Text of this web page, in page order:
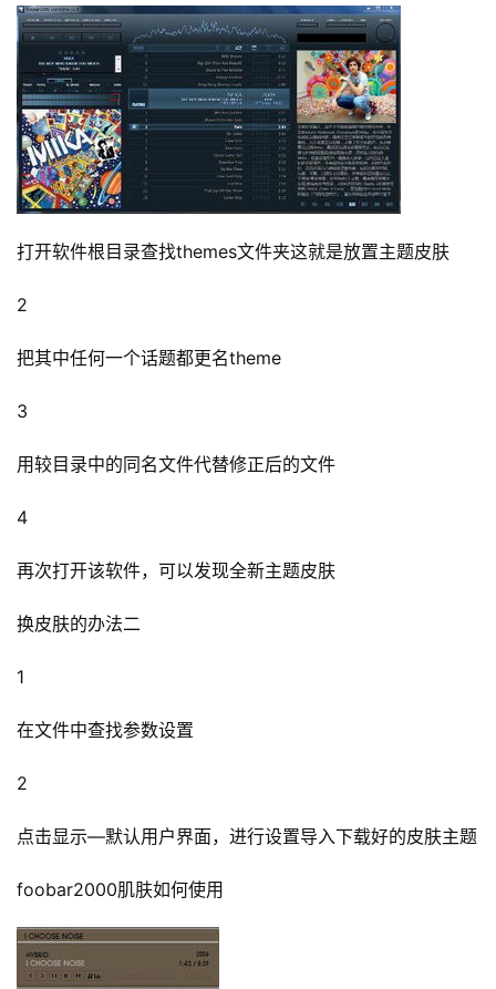
打开软件根目录查找themes文件夹这就是放置主题皮肤
2
把其中任何一个话题都更名theme
3
用较目录中的同名文件代替修正后的文件
4
再次打开该软件，可以发现全新主题皮肤
换皮肤的办法二
1
在文件中查找参数设置
2
点击显示—默认用户界面，进行设置导入下载好的皮肤主题
foobar2000肌肤如何使用